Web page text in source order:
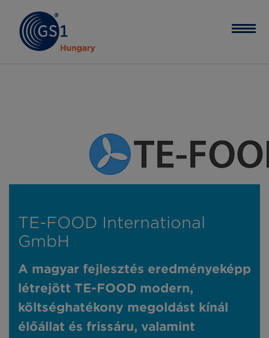
TE-FOOD International
GmbH
A magyar fejlesztés eredményeképp
létrejött TE-FOOD modern,
költséghatékony megoldást kínál
élőállat és frissáru, valamint